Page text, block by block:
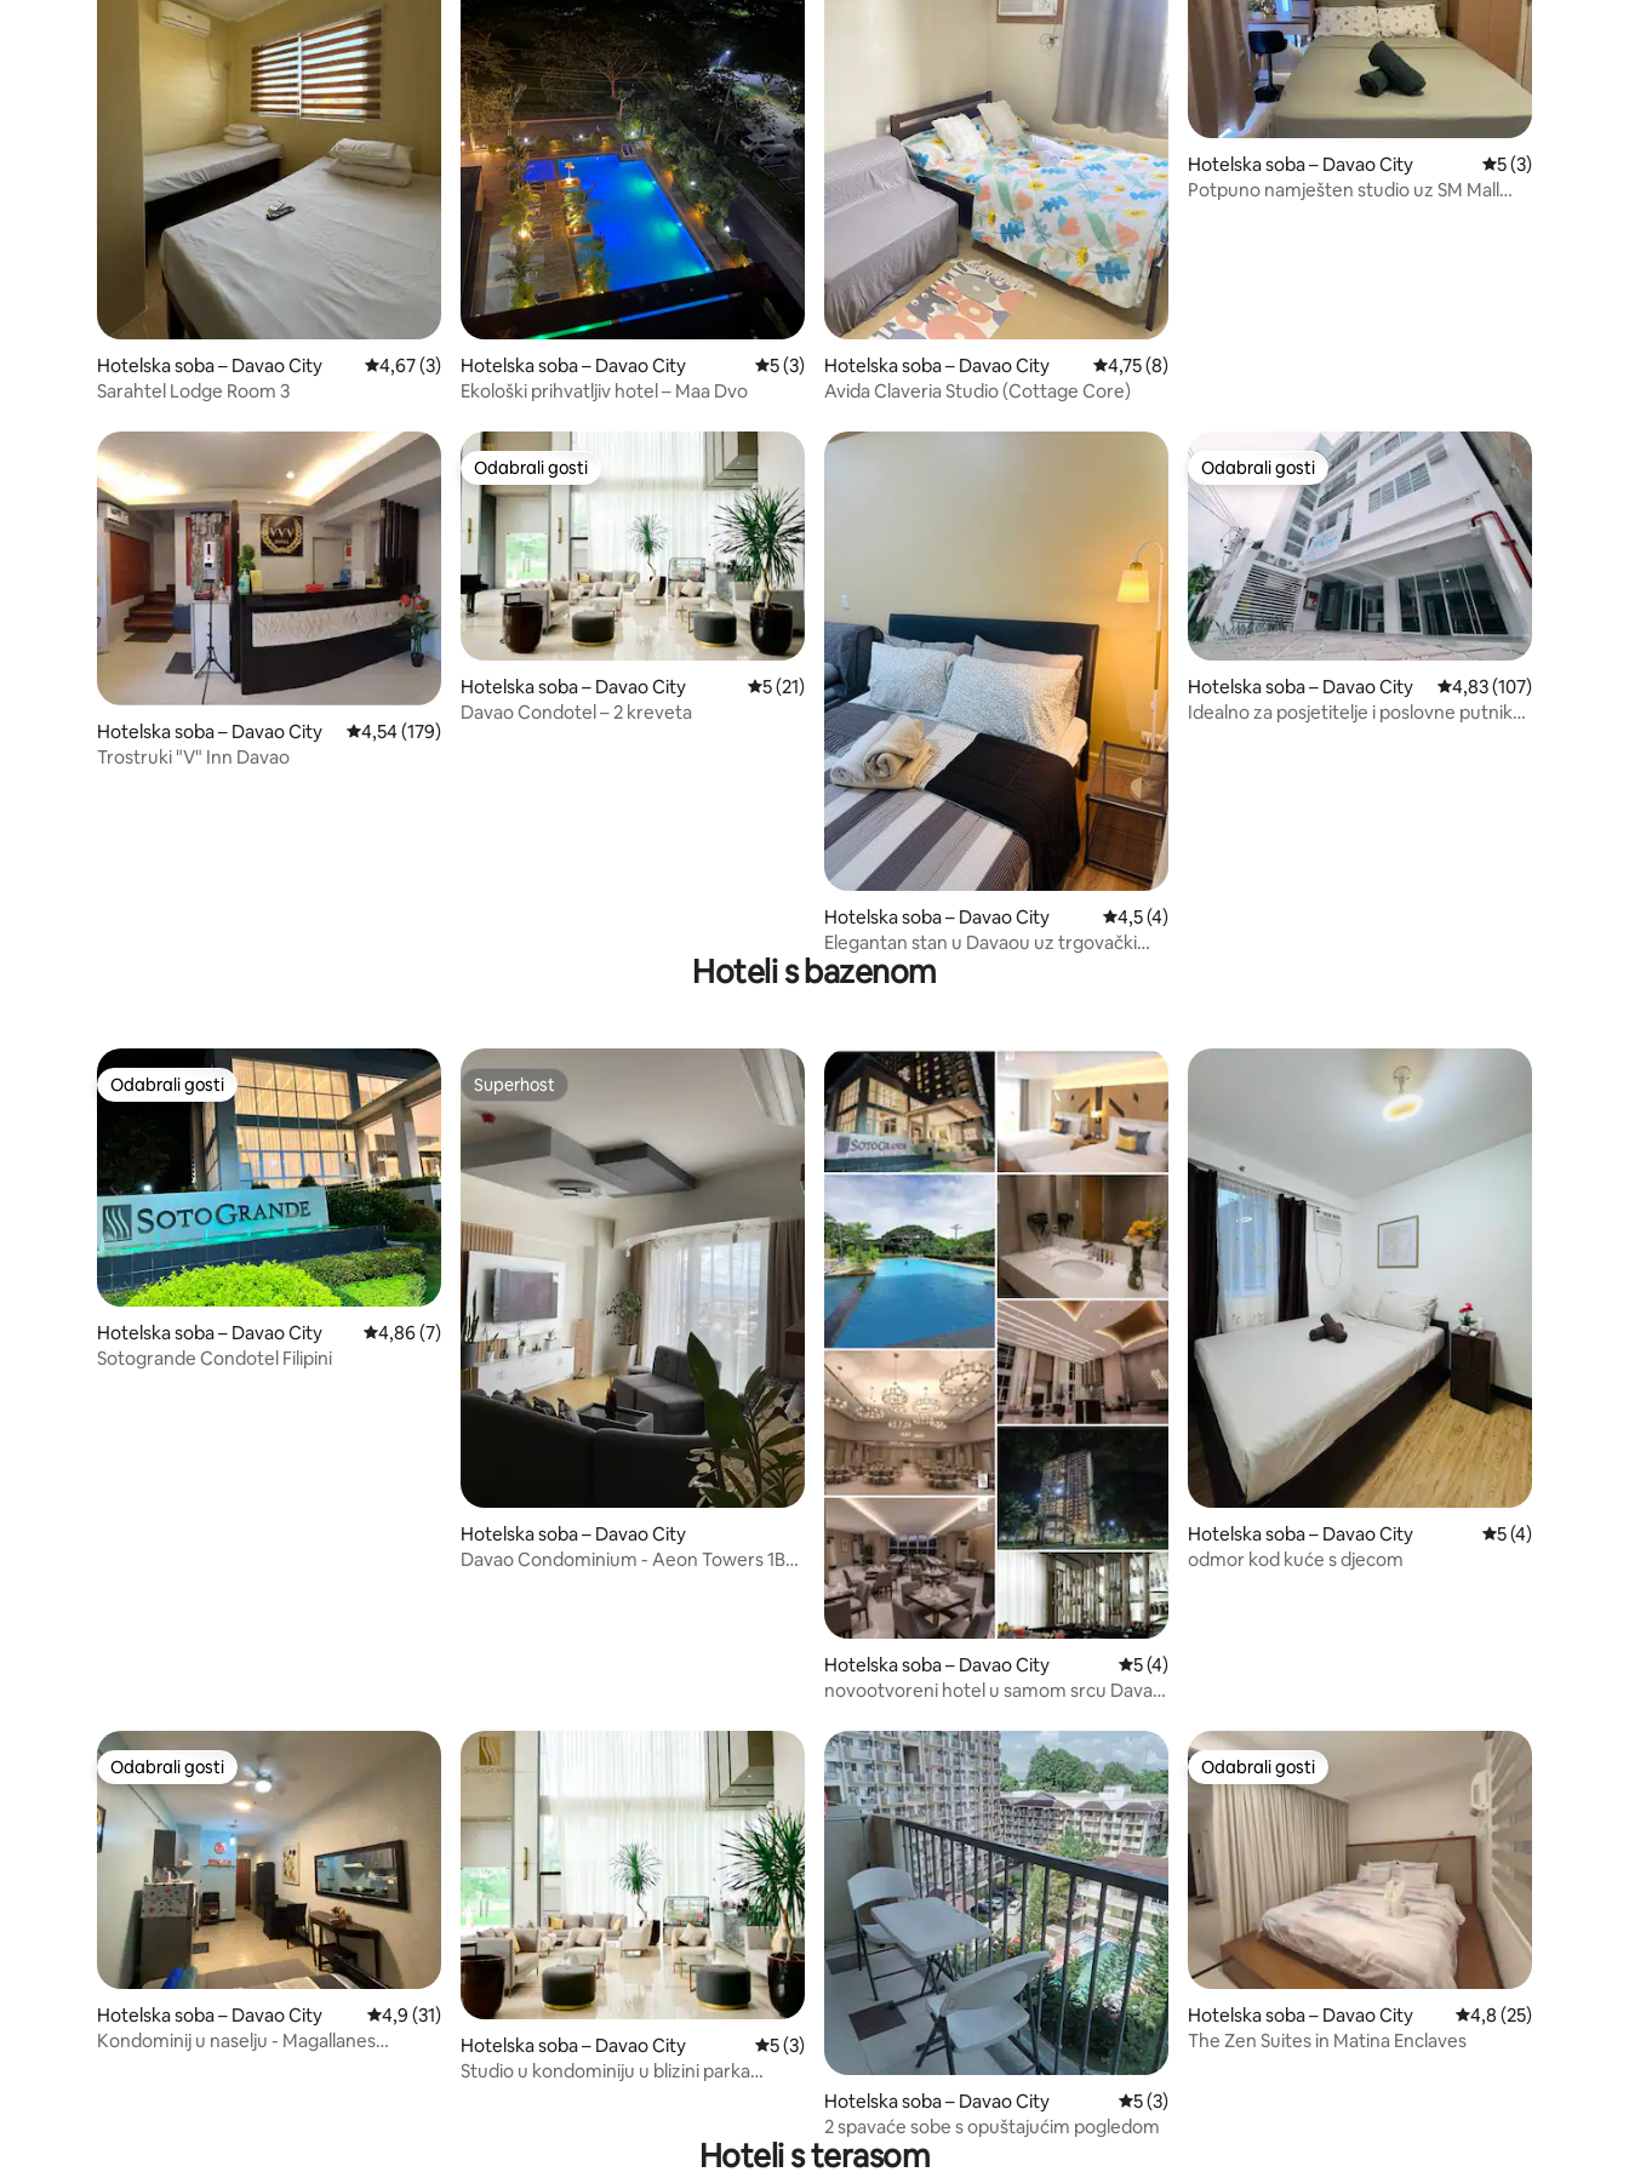
Hotelska soba – Davao City Prosječna ocjena: 4,67/5, recenzija: 3
4,67 (3)
Sarahtel Lodge Room 3
Hotelska soba – Davao City Prosječna ocjena: 5/5, recenzija: 3
5 (3)
Ekološki prihvatljiv hotel – Maa Dvo
Hotelska soba – Davao City Prosječna ocjena: 4,75/5, recenzija: 8
4,75 (8)
Avida Claveria Studio (Cottage Core)
Hotelska soba – Davao City Prosječna
5 (3)
Potpuno namješten studio uz SM Mall
Hotelska soba – Davao City Prosječna ocjena: 4,54/5, recenzija: 179
4,54 (179)
Trostruki "V" Inn Davao
Odabrali gosti
Odabrali gosti
Hotelska soba – Davao City Prosječna ocjena: 5/5, recenzija: 21
5 (21)
Davao Condotel – 2 kreveta
Hotelska soba – Davao City Prosječna ocjena: 4,5/5, recenzija: 4
4,5 (4)
Elegantan stan u Davaou uz trgovački
centar Abreeza Mall Bajada
Odabrali gosti
Odabrali gosti
Hotelska soba – Davao City Prosječna ocjena:
4,83 (107)
Idealno za posjetitelje i poslovne putnike
Hoteli s bazenom
Odabrali gosti
Odabrali gosti
Hotelska soba – Davao City Prosječna ocjena: 4,86/5, recenzija: 7
4,86 (7)
Sotogrande Condotel Filipini
Superhost
Superhost
Hotelska soba – Davao City
Davao Condominium - Aeon Towers 1BR
Hotelska soba – Davao City Prosječna ocjena: 5/5, recenzija: 4
5 (4)
novootvoreni hotel u samom srcu Davao
Hotelska soba – Davao City Prosječna
5 (4)
odmor kod kuće s djecom
Odabrali gosti
Odabrali gosti
Hotelska soba – Davao City Prosječna ocjena: 4,9/5, recenzija: 31
4,9 (31)
Kondominij u naselju - Magallanes
Hotelska soba – Davao City Prosječna ocjena: 5/5, recenzija: 3
5 (3)
Studio u kondominiju u blizini parka
Hotelska soba – Davao City Prosječna ocjena: 5/5, recenzija: 3
5 (3)
2 spavaće sobe s opuštajućim pogledom
Odabrali gosti
Odabrali gosti
Hotelska soba – Davao City Prosječna ocjena:
4,8 (25)
The Zen Suites in Matina Enclaves
Hoteli s terasom